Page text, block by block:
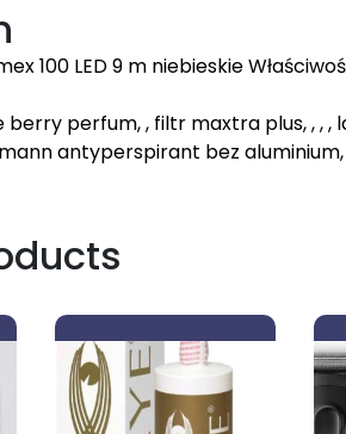
100 LED 9 m niebieskie
perfum, , filtr maxtra plus, , , ,
antyperspirant bez